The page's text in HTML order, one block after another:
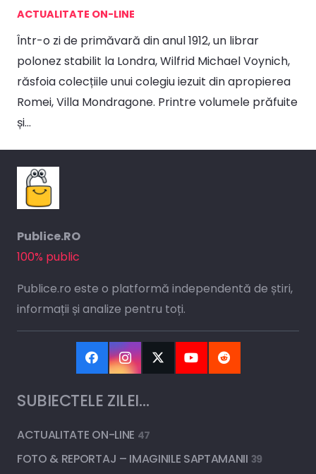
ACTUALITATE ON-LINE
Într-o zi de primăvară din anul 1912, un librar
polonez stabilit la Londra, Wilfrid Michael Voynich,
răsfoia colecțiile unui colegiu iezuit din apropierea
Romei, Villa Mondragone. Printre volumele prăfuite
și…
Publice.RO
100% public
Publice.ro este o platformă independentă de știri,
informații și analize pentru toți.
SUBIECTELE ZILEI…
ACTUALITATE ON-LINE 47
FOTO & REPORTAJ – IMAGINILE SAPTAMANII 39